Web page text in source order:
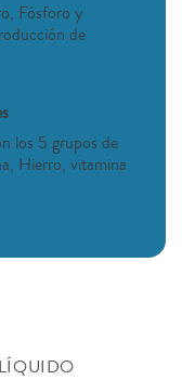
Fósforo y
de
los 5 grupos de
Hierro, vitamina
LÍQUIDO